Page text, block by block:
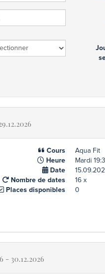
Cours
Aqua Fit
Heure
Mardi
Date
Nombre de dates
16 x
Places disponibles
0
- 30.12.2026